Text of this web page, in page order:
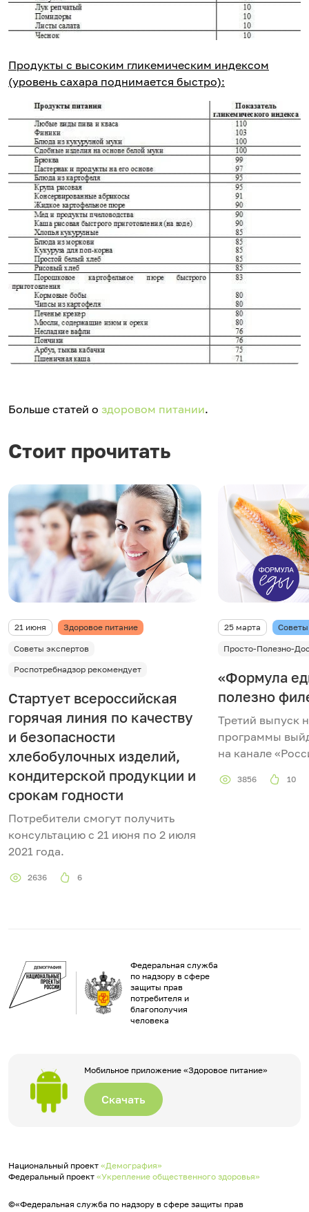
Продукты с высоким гликемическим индексом
(уровень сахара поднимается быстро):
Больше статей о здоровом питании.
Стоит прочитать
21 июня Здоровое питание
Советы экспертов
Роспотребнадзор рекомендует
Стартует всероссийская
горячая линия по качеству
и безопасности
хлебобулочных изделий,
кондитерской продукции и
срокам годности
Потребители смогут получить
консультацию с 21 июня по 2 июля
2021 года.
2636 6
25 марта
Просто-Полезно-
«Формула
полезно
Третий выпуск
программы
на канале
3856 10
Федеральная служба
по надзору в сфере
защиты прав
потребителя и
благополучия
человека
Мобильное приложение «Здоровое питание»
Скачать
Национальный проект «Демография»
Федеральный проект «Укрепление общественного здоровья»
©«Федеральная служба по надзору в сфере защиты прав